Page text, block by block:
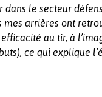
dans le secteur
mes arrières ont
au tir, à
ce qui explique